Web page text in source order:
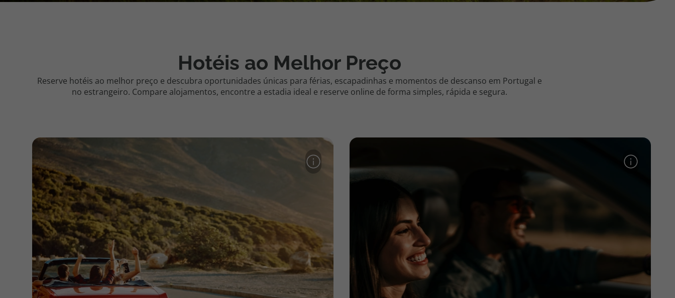
Hotéis ao Melhor Preço
Reserve hotéis ao melhor preço e descubra oportunidades únicas para férias, escapadinhas e momentos de descanso em Portugal e
no estrangeiro. Compare alojamentos, encontre a estadia ideal e reserve online de forma simples, rápida e segura.